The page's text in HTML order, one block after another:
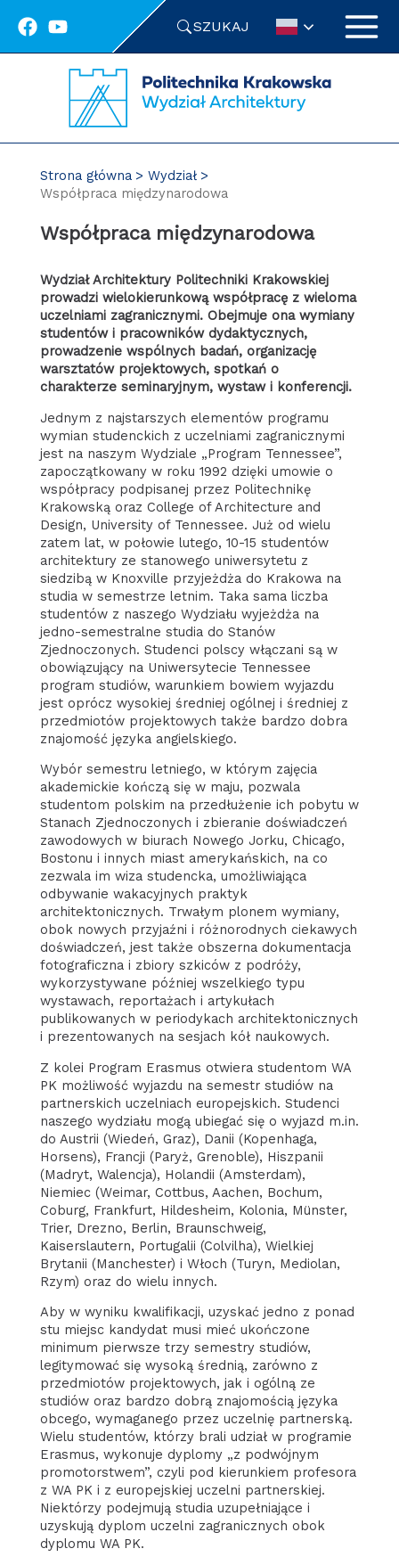
SZUKAJ
Strona główna
Wydział
Współpraca międzynarodowa
Współpraca międzynarodowa
Wydział Architektury Politechniki Krakowskiej
prowadzi wielokierunkową współpracę z wieloma
uczelniami zagranicznymi. Obejmuje ona wymiany
studentów i pracowników dydaktycznych,
prowadzenie wspólnych badań, organizację
warsztatów projektowych, spotkań o
charakterze seminaryjnym, wystaw i konferencji.
Jednym z najstarszych elementów programu
wymian studenckich z uczelniami zagranicznymi
jest na naszym Wydziale „Program Tennessee”,
zapoczątkowany w roku 1992 dzięki umowie o
współpracy podpisanej przez Politechnikę
Krakowską oraz College of Architecture and
Design, University of Tennessee. Już od wielu
zatem lat, w połowie lutego, 10-15 studentów
architektury ze stanowego uniwersytetu z
siedzibą w Knoxville przyjeżdża do Krakowa na
studia w semestrze letnim. Taka sama liczba
studentów z naszego Wydziału wyjeżdża na
jedno-semestralne studia do Stanów
Zjednoczonych. Studenci polscy włączani są w
obowiązujący na Uniwersytecie Tennessee
program studiów, warunkiem bowiem wyjazdu
jest oprócz wysokiej średniej ogólnej i średniej z
przedmiotów projektowych także bardzo dobra
znajomość języka angielskiego.
Wybór semestru letniego, w którym zajęcia
akademickie kończą się w maju, pozwala
studentom polskim na przedłużenie ich pobytu w
Stanach Zjednoczonych i zbieranie doświadczeń
zawodowych w biurach Nowego Jorku, Chicago,
Bostonu i innych miast amerykańskich, na co
zezwala im wiza studencka, umożliwiająca
odbywanie wakacyjnych praktyk
architektonicznych. Trwałym plonem wymiany,
obok nowych przyjaźni i różnorodnych ciekawych
doświadczeń, jest także obszerna dokumentacja
fotograficzna i zbiory szkiców z podróży,
wykorzystywane później wszelkiego typu
wystawach, reportażach i artykułach
publikowanych w periodykach architektonicznych
i prezentowanych na sesjach kół naukowych.
Z kolei Program Erasmus otwiera studentom WA
PK możliwość wyjazdu na semestr studiów na
partnerskich uczelniach europejskich. Studenci
naszego wydziału mogą ubiegać się o wyjazd m.in.
do Austrii (Wiedeń, Graz), Danii (Kopenhaga,
Horsens), Francji (Paryż, Grenoble), Hiszpanii
(Madryt, Walencja), Holandii (Amsterdam),
Niemiec (Weimar, Cottbus, Aachen, Bochum,
Coburg, Frankfurt, Hildesheim, Kolonia, Münster,
Trier, Drezno, Berlin, Braunschweig,
Kaiserslautern, Portugalii (Colvilha), Wielkiej
Brytanii (Manchester) i Włoch (Turyn, Mediolan,
Rzym) oraz do wielu innych.
Aby w wyniku kwalifikacji, uzyskać jedno z ponad
stu miejsc kandydat musi mieć ukończone
minimum pierwsze trzy semestry studiów,
legitymować się wysoką średnią, zarówno z
przedmiotów projektowych, jak i ogólną ze
studiów oraz bardzo dobrą znajomością języka
obcego, wymaganego przez uczelnię partnerską.
Wielu studentów, którzy brali udział w programie
Erasmus, wykonuje dyplomy „z podwójnym
promotorstwem”, czyli pod kierunkiem profesora
z WA PK i z europejskiej uczelni partnerskiej.
Niektórzy podejmują studia uzupełniające i
uzyskują dyplom uczelni zagranicznych obok
dyplomu WA PK.